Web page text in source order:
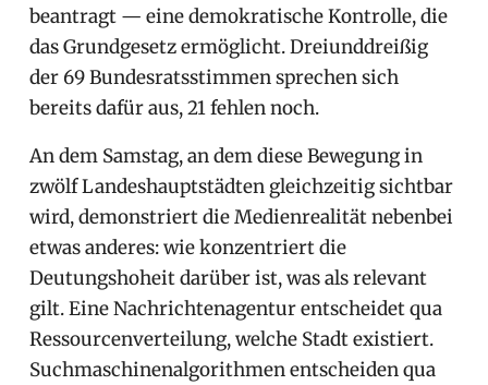
beantragt — eine demokratische Kontrolle, die
das Grundgesetz ermöglicht. Dreiunddreißig
der 69 Bundesratsstimmen sprechen sich
bereits dafür aus, 21 fehlen noch.
An dem Samstag, an dem diese Bewegung in
zwölf Landeshauptstädten gleichzeitig sichtbar
wird, demonstriert die Medienrealität nebenbei
etwas anderes: wie konzentriert die
Deutungshoheit darüber ist, was als relevant
gilt. Eine Nachrichtenagentur entscheidet qua
Ressourcenverteilung, welche Stadt existiert.
Suchmaschinenalgorithmen entscheiden qua